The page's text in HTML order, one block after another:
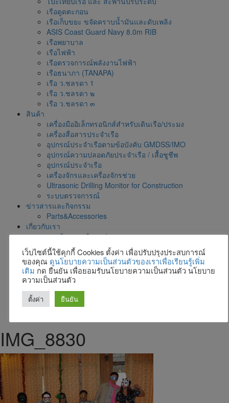
เรือดูดตะกอน
เรือเก็บขยะ ขจัดคราบน้ำมันและดับเพลิง
ASIS Coast Guard Navy 8.0m RIB
เรือพยาบาล
เรือไฟฟ้า
เรือตรวจการณ์พลังงานไฟฟ้า
เรือธนาภา (TANAPA)
เรือ ว.ชลรดา 1
เรือ ว.ชลรดา ๒
เรือ ว.ชลรดา ๓
สินค้า
เครื่องมืออิเล็กทรอนิกส์สำหรับเดินเรือ/ประมง
เครื่องสื่อสารประจำเรือ
อุปกรณ์ประจำเรือตามข้อบังคับ GMDSS/IMO
อุปกรณ์ความปลอดภัยประจำเรือ / เสื้อชูชีพ
อุปกรณ์ประจำเรือ
เครื่องจักรและเครื่องจักรช่วย
Ultrasonic Drilling Monitor for Construction
ระบบตรวจการณ์
ข่าวสารและกิจกรรม
Parts&Accessories
เกี่ยวกับเรา
การคุ้มครองข้อมูลส่วนบุคคล
รับสมัครงาน
ตัวแทนผู้ผลิต
สาขาและตัวแทน
แผนที่ตั้งบริษัท
โบชัวร์สินค้าและบริการ
ติดต่อเรา
IMG_8830
เว็บไซต์นี้ใช้คุกกี้ Cookies ตั้งค่า เพื่อปรับปรุงประสบการณ์
ของคุณ ดูนโยบายความเป็นส่วนตัวของเราเพื่อเรียนรู้เพิ่ม
เติม กด ยืนยัน เพื่อยอมรับนโยบายความเป็นส่วนตัว นโยบาย
ความเป็นส่วนตัว
ตั้งค่า ยืนยัน